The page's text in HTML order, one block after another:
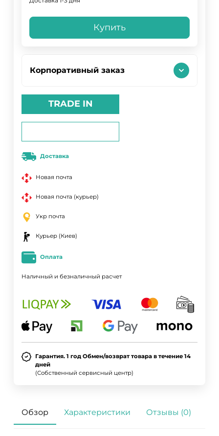
Купить
Корпоративный заказ
TRADE IN
Доставка
Новая почта
Новая почта (курьер)
Укр почта
Курьер (Киев)
Оплата
Наличный и безналичный расчет
Гарантия. 1 год Обмен/возврат товара в течение 14
дней
(Собственный сервисный центр)
Обзор Характеристики Отзывы (0)